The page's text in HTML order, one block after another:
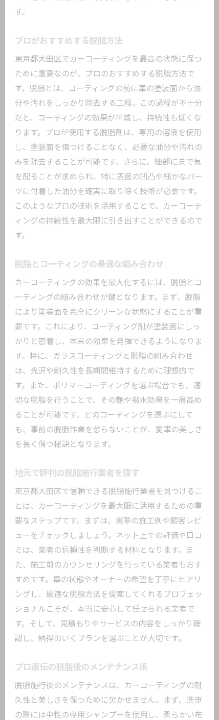
す。
プロがおすすめする脱脂方法
東京都大田区でカーコーティングを最高の状態に保つ
ために重要なのが、プロのおすすめする脱脂方法で
す。脱脂とは、コーティングの前に車の塗装面から油
分や汚れをしっかり除去する工程。この過程が不十分
だと、コーティングの効果が半減し、持続性も低くな
ります。プロが使用する脱脂剤は、専用の溶液を使用
し、塗装面を傷つけることなく、必要な油分や汚れの
みを除去することが可能です。さらに、細部にまで気
を配ることが求められ、特に表面の凹凸や細かなパー
ツに付着した油分を確実に取り除く技術が必要です。
このようなプロの技術を活用することで、カーコーテ
ィングの持続性を最大限に引き出すことができるので
す。
脱脂とコーティングの最適な組み合わせ
カーコーティングの効果を最大化するには、脱脂とコ
ーティングの組み合わせが鍵となります。まず、脱脂
により塗装面を完全にクリーンな状態にすることが重
要です。これにより、コーティング剤が塗装面にしっ
かりと密着し、本来の効果を発揮できるようになりま
す。特に、ガラスコーティングと脱脂の組み合わせ
は、光沢や耐久性を長期間維持するために理想的で
す。また、ポリマーコーティングを選ぶ場合でも、適
切な脱脂を行うことで、その艶や撥水効果を一層高め
ることが可能です。どのコーティングを選ぶにして
も、事前の脱脂作業を怠らないことが、愛車の美しさ
を長く保つ秘訣となります。
地元で評判の脱脂施行業者を探す
東京都大田区で信頼できる脱脂施行業者を見つけるこ
とは、カーコーティングを最大限に活用するための重
要なステップです。まずは、実際の施工例や顧客レビ
ューをチェックしましょう。ネット上での評価や口コ
ミは、業者の信頼性を判断する材料となります。ま
た、施工前のカウンセリングを行っている業者もおす
すめです。車の状態やオーナーの希望を丁寧にヒアリ
ングし、最適な脱脂方法を提案してくれるプロフェッ
ショナルこそが、本当に安心して任せられる業者で
す。そして、見積もりやサービスの内容をしっかり確
認し、納得のいくプランを選ぶことが大切です。
プロ直伝の脱脂後のメンテナンス術
脱脂施行後のメンテナンスは、カーコーティングの耐
久性と美しさを保つために欠かせません。まず、洗車
の際には中性の専用シャンプーを使用し、柔らかい布